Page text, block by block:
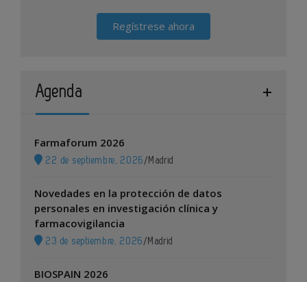
Regístrese ahora
Agenda
Farmaforum 2026
22 de septiembre, 2026 / Madrid
Novedades en la protección de datos
personales en investigación clínica y
farmacovigilancia
23 de septiembre, 2026 / Madrid
BIOSPAIN 2026